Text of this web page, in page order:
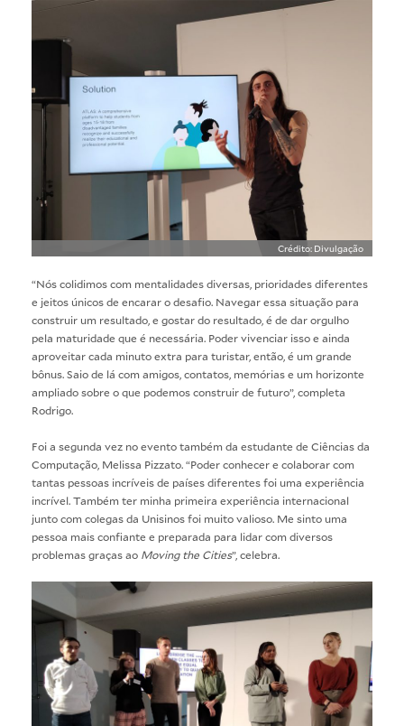
Crédito: Divulgação
“Nós colidimos com mentalidades diversas, prioridades diferentes
e jeitos únicos de encarar o desafio. Navegar essa situação para
construir um resultado, e gostar do resultado, é de dar orgulho
pela maturidade que é necessária. Poder vivenciar isso e ainda
aproveitar cada minuto extra para turistar, então, é um grande
bônus. Saio de lá com amigos, contatos, memórias e um horizonte
ampliado sobre o que podemos construir de futuro”, completa
Rodrigo.
Foi a segunda vez no evento também da estudante de Ciências da
Computação, Melissa Pizzato. “Poder conhecer e colaborar com
tantas pessoas incríveis de países diferentes foi uma experiência
incrível. Também ter minha primeira experiência internacional
junto com colegas da Unisinos foi muito valioso. Me sinto uma
pessoa mais confiante e preparada para lidar com diversos
problemas graças ao Moving the Cities”, celebra.